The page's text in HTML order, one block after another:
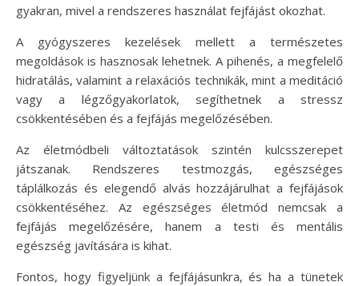
gyakran, mivel a rendszeres használat fejfájást okozhat.
A gyógyszeres kezelések mellett a természetes
megoldások is hasznosak lehetnek. A pihenés, a megfelelő
hidratálás, valamint a relaxációs technikák, mint a meditáció
vagy a légzőgyakorlatok, segíthetnek a stressz
csökkentésében és a fejfájás megelőzésében.
Az életmódbeli változtatások szintén kulcsszerepet
játszanak. Rendszeres testmozgás, egészséges
táplálkozás és elegendő alvás hozzájárulhat a fejfájások
csökkentéséhez. Az egészséges életmód nemcsak a
fejfájás megelőzésére, hanem a testi és mentális
egészség javítására is kihat.
Fontos, hogy figyeljünk a fejfájásunkra, és ha a tünetek